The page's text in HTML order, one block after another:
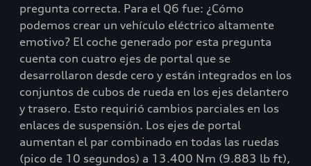
pregunta correcta. Para el Q6 fue: ¿Cómo
podemos crear un vehículo eléctrico altamente
emotivo? El coche generado por esta pregunta
cuenta con cuatro ejes de portal que se
desarrollaron desde cero y están integrados en los
conjuntos de cubos de rueda en los ejes delantero
y trasero. Esto requirió cambios parciales en los
enlaces de suspensión. Los ejes de portal
aumentan el par combinado en todas las ruedas
(pico de 10 segundos) a 13.400 Nm (9.883 lb ft),